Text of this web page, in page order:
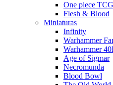
One piece TCG
Flesh & Blood
Miniaturas
Infinity
Warhammer
Warhammer
Age of Sigmar
Necromunda
Blood Bowl